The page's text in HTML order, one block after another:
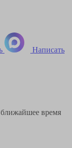
Написать
время